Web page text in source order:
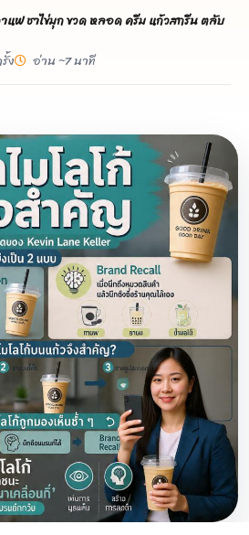
แฟ ชาไข่มุก ขวด หลอด ครีม แก้วสกรีน ตลับ
ง อ่าน ~7 นาที